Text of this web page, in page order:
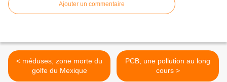
Ajouter un commentaire
< méduses, zone morte du
golfe du Mexique
PCB, une pollution au long
cours >